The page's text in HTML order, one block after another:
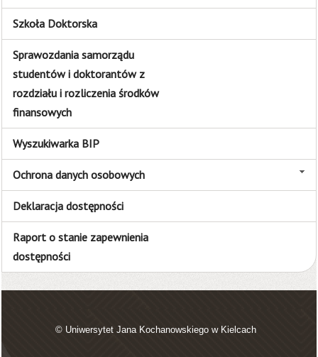
Szkoła Doktorska
Sprawozdania samorządu
studentów i doktorantów z
rozdziału i rozliczenia środków
finansowych
Wyszukiwarka BIP
Ochrona danych osobowych
Deklaracja dostępności
Raport o stanie zapewnienia
dostępności
© Uniwersytet Jana Kochanowskiego w Kielcach